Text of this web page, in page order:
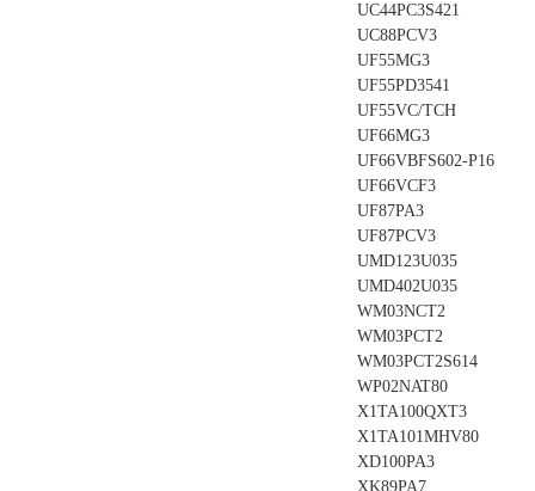
UC44PC3S421
UC88PCV3
UF55MG3
UF55PD3541
UF55VC/TCH
UF66MG3
UF66VBFS602-P16
UF66VCF3
UF87PA3
UF87PCV3
UMD123U035
UMD402U035
WM03NCT2
WM03PCT2
WM03PCT2S614
WP02NAT80
X1TA100QXT3
X1TA101MHV80
XD100PA3
XK89PA7